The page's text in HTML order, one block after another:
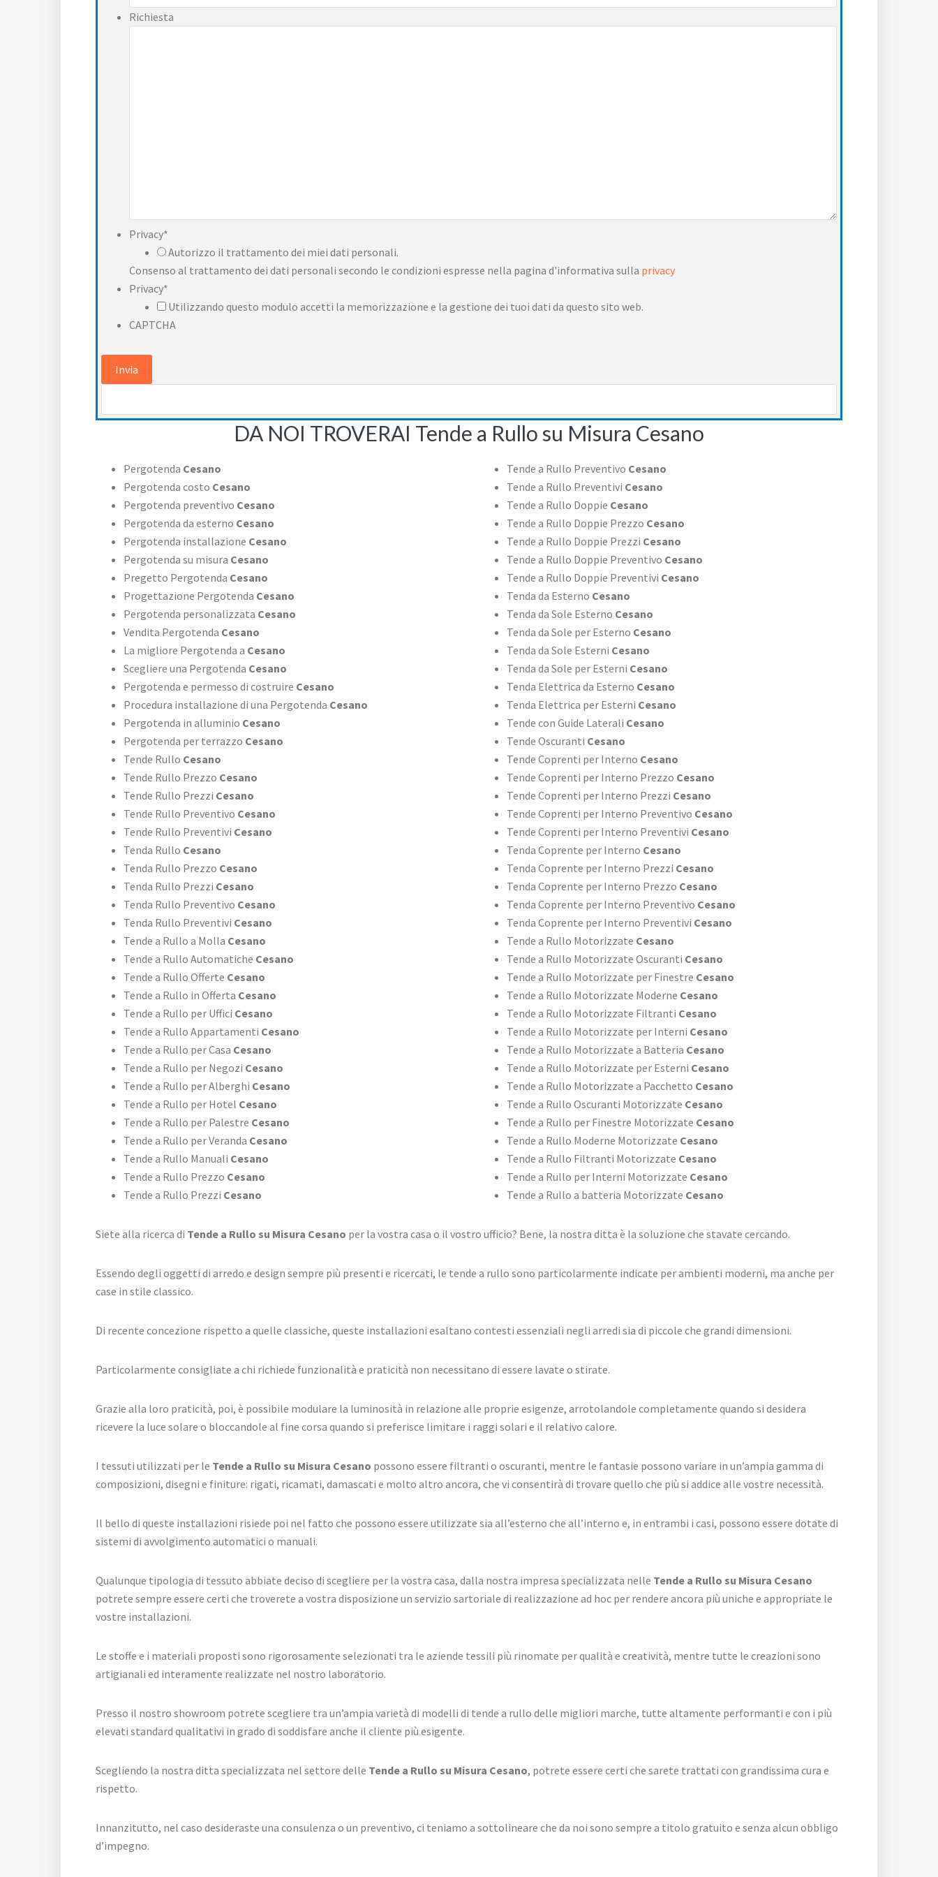
Richiesta
Privacy*
Autorizzo il trattamento dei miei dati personali.
Consenso al trattamento dei dati personali secondo le condizioni espresse nella pagina d'informativa sulla privacy
Privacy*
Utilizzando questo modulo accetti la memorizzazione e la gestione dei tuoi dati da questo sito web.
CAPTCHA
DA NOI TROVERAI Tende a Rullo su Misura Cesano
Pergotenda Cesano
Pergotenda costo Cesano
Pergotenda preventivo Cesano
Pergotenda da esterno Cesano
Pergotenda installazione Cesano
Pergotenda su misura Cesano
Pregetto Pergotenda Cesano
Progettazione Pergotenda Cesano
Pergotenda personalizzata Cesano
Vendita Pergotenda Cesano
La migliore Pergotenda a Cesano
Scegliere una Pergotenda Cesano
Pergotenda e permesso di costruire Cesano
Procedura installazione di una Pergotenda Cesano
Pergotenda in alluminio Cesano
Pergotenda per terrazzo Cesano
Tende Rullo Cesano
Tende Rullo Prezzo Cesano
Tende Rullo Prezzi Cesano
Tende Rullo Preventivo Cesano
Tende Rullo Preventivi Cesano
Tenda Rullo Cesano
Tenda Rullo Prezzo Cesano
Tenda Rullo Prezzi Cesano
Tenda Rullo Preventivo Cesano
Tenda Rullo Preventivi Cesano
Tende a Rullo a Molla Cesano
Tende a Rullo Automatiche Cesano
Tende a Rullo Offerte Cesano
Tende a Rullo in Offerta Cesano
Tende a Rullo per Uffici Cesano
Tende a Rullo Appartamenti Cesano
Tende a Rullo per Casa Cesano
Tende a Rullo per Negozi Cesano
Tende a Rullo per Alberghi Cesano
Tende a Rullo per Hotel Cesano
Tende a Rullo per Palestre Cesano
Tende a Rullo per Veranda Cesano
Tende a Rullo Manuali Cesano
Tende a Rullo Prezzo Cesano
Tende a Rullo Prezzi Cesano
Tende a Rullo Preventivo Cesano
Tende a Rullo Preventivi Cesano
Tende a Rullo Doppie Cesano
Tende a Rullo Doppie Prezzo Cesano
Tende a Rullo Doppie Prezzi Cesano
Tende a Rullo Doppie Preventivo Cesano
Tende a Rullo Doppie Preventivi Cesano
Tenda da Esterno Cesano
Tenda da Sole Esterno Cesano
Tenda da Sole per Esterno Cesano
Tenda da Sole Esterni Cesano
Tenda da Sole per Esterni Cesano
Tenda Elettrica da Esterno Cesano
Tenda Elettrica per Esterni Cesano
Tende con Guide Laterali Cesano
Tende Oscuranti Cesano
Tende Coprenti per Interno Cesano
Tende Coprenti per Interno Prezzo Cesano
Tende Coprenti per Interno Prezzi Cesano
Tende Coprenti per Interno Preventivo Cesano
Tende Coprenti per Interno Preventivi Cesano
Tenda Coprente per Interno Cesano
Tenda Coprente per Interno Prezzi Cesano
Tenda Coprente per Interno Prezzo Cesano
Tenda Coprente per Interno Preventivo Cesano
Tenda Coprente per Interno Preventivi Cesano
Tende a Rullo Motorizzate Cesano
Tende a Rullo Motorizzate Oscuranti Cesano
Tende a Rullo Motorizzate per Finestre Cesano
Tende a Rullo Motorizzate Moderne Cesano
Tende a Rullo Motorizzate Filtranti Cesano
Tende a Rullo Motorizzate per Interni Cesano
Tende a Rullo Motorizzate a Batteria Cesano
Tende a Rullo Motorizzate per Esterni Cesano
Tende a Rullo Motorizzate a Pacchetto Cesano
Tende a Rullo Oscuranti Motorizzate Cesano
Tende a Rullo per Finestre Motorizzate Cesano
Tende a Rullo Moderne Motorizzate Cesano
Tende a Rullo Filtranti Motorizzate Cesano
Tende a Rullo per Interni Motorizzate Cesano
Tende a Rullo a batteria Motorizzate Cesano
Siete alla ricerca di Tende a Rullo su Misura Cesano per la vostra casa o il vostro ufficio? Bene, la nostra ditta è la soluzione che stavate cercando.
Essendo degli oggetti di arredo e design sempre più presenti e ricercati, le tende a rullo sono particolarmente indicate per ambienti moderni, ma anche per
case in stile classico.
Di recente concezione rispetto a quelle classiche, queste installazioni esaltano contesti essenziali negli arredi sia di piccole che grandi dimensioni.
Particolarmente consigliate a chi richiede funzionalità e praticità non necessitano di essere lavate o stirate.
Grazie alla loro praticità, poi, è possibile modulare la luminosità in relazione alle proprie esigenze, arrotolandole completamente quando si desidera
ricevere la luce solare o bloccandole al fine corsa quando si preferisce limitare i raggi solari e il relativo calore.
I tessuti utilizzati per le Tende a Rullo su Misura Cesano possono essere filtranti o oscuranti, mentre le fantasie possono variare in un’ampia gamma di
composizioni, disegni e finiture: rigati, ricamati, damascati e molto altro ancora, che vi consentirà di trovare quello che più si addice alle vostre necessità.
Il bello di queste installazioni risiede poi nel fatto che possono essere utilizzate sia all’esterno che all’interno e, in entrambi i casi, possono essere dotate di
sistemi di avvolgimento automatici o manuali.
Qualunque tipologia di tessuto abbiate deciso di scegliere per la vostra casa, dalla nostra impresa specializzata nelle Tende a Rullo su Misura Cesano
potrete sempre essere certi che troverete a vostra disposizione un servizio sartoriale di realizzazione ad hoc per rendere ancora più uniche e appropriate le
vostre installazioni.
Le stoffe e i materiali proposti sono rigorosamente selezionati tra le aziende tessili più rinomate per qualità e creatività, mentre tutte le creazioni sono
artigianali ed interamente realizzate nel nostro laboratorio.
Presso il nostro showroom potrete scegliere tra un’ampia varietà di modelli di tende a rullo delle migliori marche, tutte altamente performanti e con i più
elevati standard qualitativi in grado di soddisfare anche il cliente più esigente.
Scegliendo la nostra ditta specializzata nel settore delle Tende a Rullo su Misura Cesano, potrete essere certi che sarete trattati con grandissima cura e
rispetto.
Innanzitutto, nel caso desideraste una consulenza o un preventivo, ci teniamo a sottolineare che da noi sono sempre a titolo gratuito e senza alcun obbligo
d’impegno.